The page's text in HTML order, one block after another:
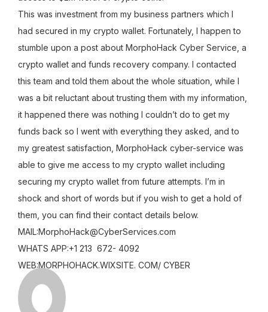
This was investment from my business partners which I
had secured in my crypto wallet. Fortunately, I happen to
stumble upon a post about MorphoHack Cyber Service, a
crypto wallet and funds recovery company. I contacted
this team and told them about the whole situation, while I
was a bit reluctant about trusting them with my information,
it happened there was nothing I couldn’t do to get my
funds back so I went with everything they asked, and to
my greatest satisfaction, MorphoHack cyber-service was
able to give me access to my crypto wallet including
securing my crypto wallet from future attempts. I’m in
shock and short of words but if you wish to get a hold of
them, you can find their contact details below.
MAIL:MorphoHack@CyberServices.com
WHATS APP:+1 213 672- 4092
WEB:MORPHOHACK.WIXSITE. COM/ CYBER